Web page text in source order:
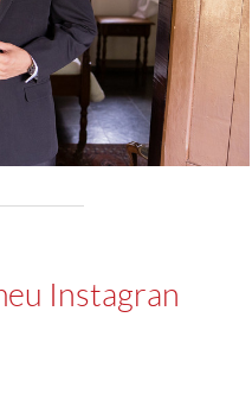
Instagran